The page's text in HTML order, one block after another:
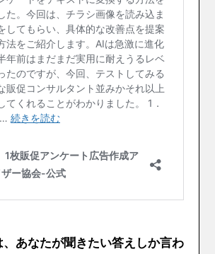
あなたが聞きたい答えしか言わ